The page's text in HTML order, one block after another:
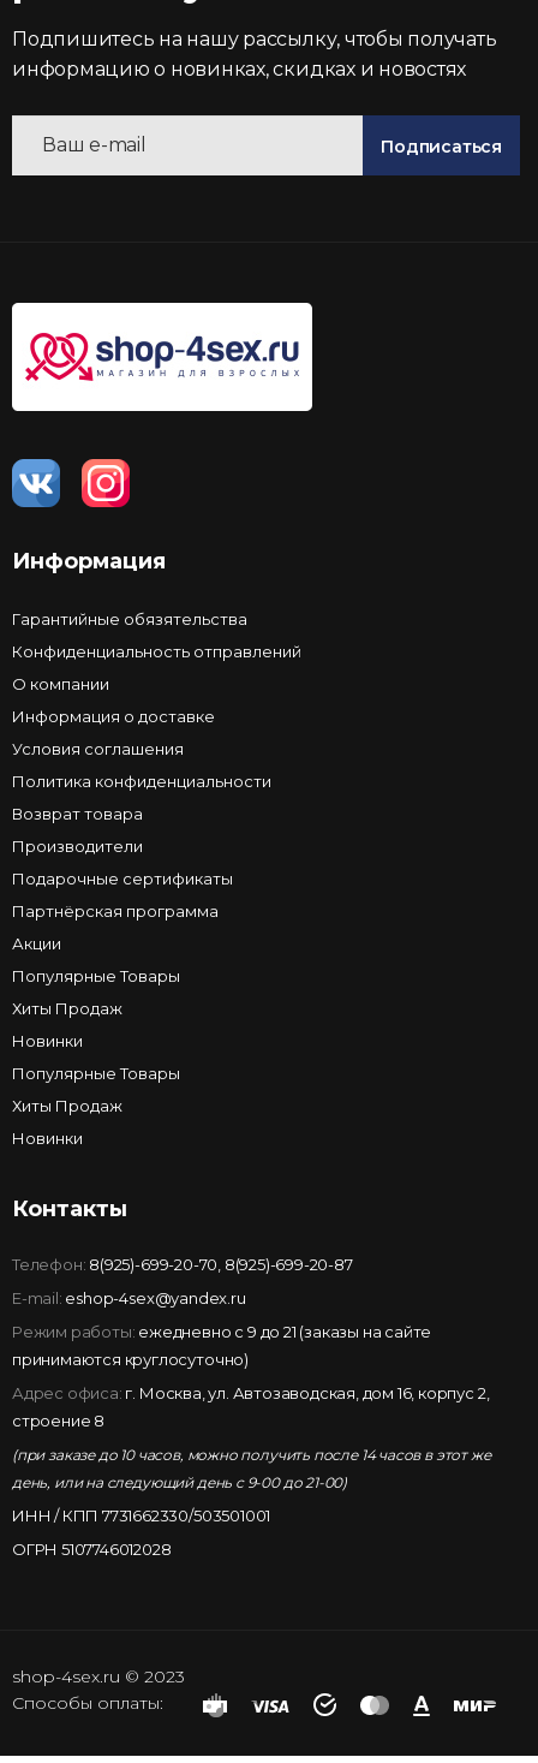
Подпишитесь на нашу рассылку, чтобы получать
информацию о новинках, скидках и новостях
Подписаться
Информация
Гарантийные обязятельства
Конфиденциальность отправлений
О компании
Информация о доставке
Условия соглашения
Политика конфиденциальности
Возврат товара
Производители
Подарочные сертификаты
Партнёрская программа
Акции
Популярные Товары
Хиты Продаж
Новинки
Популярные Товары
Хиты Продаж
Новинки
Контакты
Телефон: 8(925)-699-20-70 8(925)-699-20-87
E-mail: eshop-4sex@yandex.ru
Режим работы: ежедневно с 9 до 21 (заказы на сайте
принимаются круглосуточно)
Адрес офиса: г. Москва, ул. Автозаводская, дом 16, корпус 2,
строение 8
(при заказе до 10 часов, можно получить после 14 часов в этот же
день, или на следующий день с 9-00 до 21-00)
ИНН / КПП 7731662330/503501001
ОГРН 5107746012028
shop-4sex.ru © 2023
Способы оплаты: